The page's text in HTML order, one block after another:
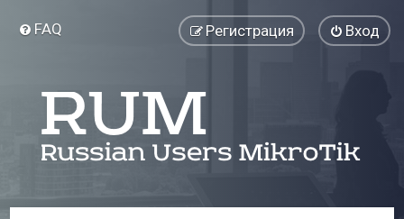
FAQ Вход
Регистрация